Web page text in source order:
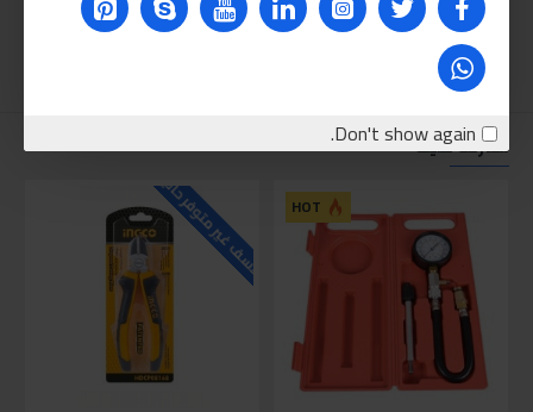
Don't show again.
نقترحه عليك
HOT للاسف غير متوفر حاليا